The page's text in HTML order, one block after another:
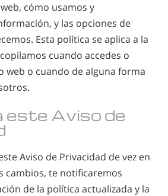
cómo usamos y
y las opciones de
Esta política se aplica a la
cuando accedes o
web o cuando de alguna forma
este Aviso de
Aviso de Privacidad de vez en
cambios, te notificaremos
de la política actualizada y la